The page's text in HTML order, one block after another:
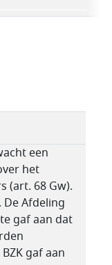
een
het
(art. 68 Gw).
Afdeling
gaf aan dat
gaf aan